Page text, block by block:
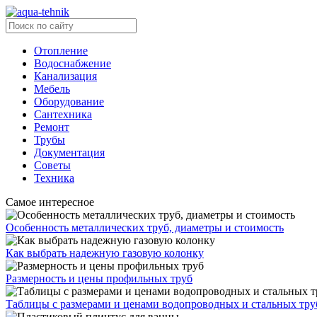
Отопление
Водоснабжение
Канализация
Мебель
Оборудование
Сантехника
Ремонт
Трубы
Документация
Советы
Техника
Самое интересное
Особенность металлических труб, диаметры и стоимость
Как выбрать надежную газовую колонку
Размерность и цены профильных труб
Таблицы с размерами и ценами водопроводных и стальных